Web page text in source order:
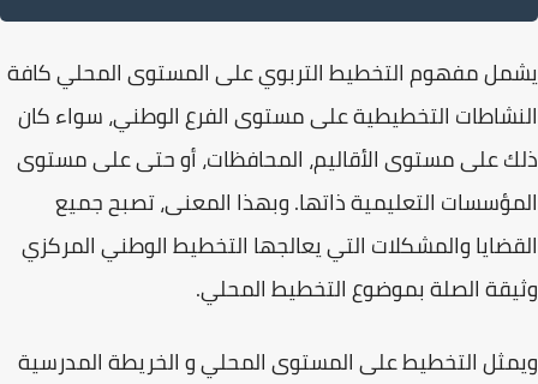
يشمل مفهومالتخطيط التربوي على المستوى المحليكافة
النشاطات التخطيطية على مستوى الفرع الوطني، سواء كان
ذلك على مستوى الأقاليم، المحافظات، أو حتى على مستوى
المؤسسات التعليمية ذاتها. وبهذا المعنى، تصبح جميع
القضايا والمشكلات التي يعالجها التخطيط الوطني المركزي
وثيقة الصلة بموضوع التخطيط المحلي.
ويمثل التخطيط على المستوى المحلي والخريطة المدرسية